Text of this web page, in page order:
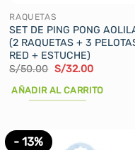
RAQUETAS
SET DE PING PONG
(2 RAQUETAS + 3
RED + ESTUCHE)
S/50.00 El
original
era:
S/32.00El
actual
AÑADIR AL CARRITO
- 13%